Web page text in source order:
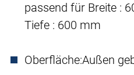
passend für Breite :
Tiefe : 600 mm
Oberfläche:Außen